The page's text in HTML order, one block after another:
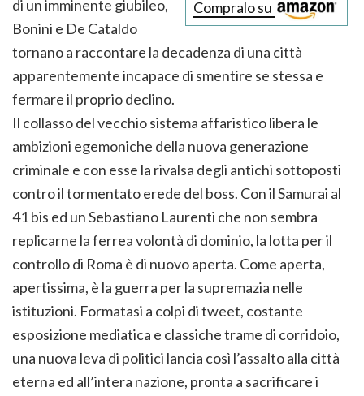
Compralo su
di un imminente giubileo,
Bonini e De Cataldo
tornano a raccontare la decadenza di una città
apparentemente incapace di smentire se stessa e
fermare il proprio declino.
Il collasso del vecchio sistema affaristico libera le
ambizioni egemoniche della nuova generazione
criminale e con esse la rivalsa degli antichi sottoposti
contro il tormentato erede del boss. Con il Samurai al
41 bis ed un Sebastiano Laurenti che non sembra
replicarne la ferrea volontà di dominio, la lotta per il
controllo di Roma è di nuovo aperta. Come aperta,
apertissima, è la guerra per la supremazia nelle
istituzioni. Formatasi a colpi di tweet, costante
esposizione mediatica e classiche trame di corridoio,
una nuova leva di politici lancia così l’assalto alla città
eterna ed all’intera nazione, pronta a sacrificare i